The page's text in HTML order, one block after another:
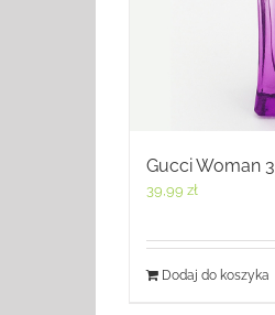
Gucci Woman
39,99 zł
Dodaj do koszyka